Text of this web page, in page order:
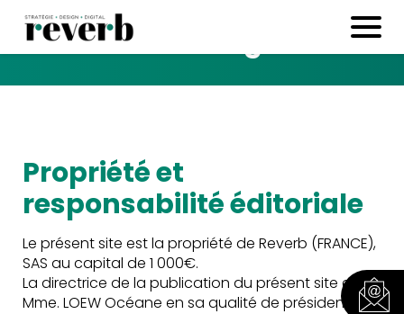
Mentions légales
Propriété et
responsabilité éditoriale
Le présent site est la propriété de Reverb (FRANCE),
SAS au capital de 1 000€.
La directrice de la publication du présent site est
Mme. LOEW Océane en sa qualité de président.